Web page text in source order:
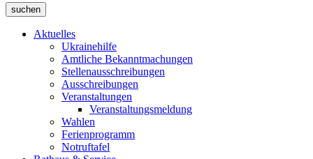
suchen
Aktuelles
Ukrainehilfe
Amtliche Bekanntmachungen
Stellenausschreibungen
Ausschreibungen
Veranstaltungen
Veranstaltungsmeldung
Wahlen
Ferienprogramm
Notruftafel